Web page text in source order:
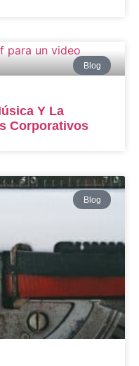
Blog
Y La
Corporativos
Blog